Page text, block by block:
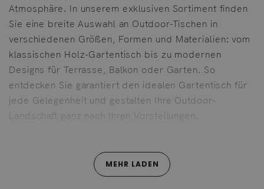
Atmosphäre. In unserem exklusiven Sortiment finden
Sie eine breite Auswahl an Outdoor-Tischen in
verschiedenen Größen, Formen und Materialien: vom
klassischen Holz-Gartentisch bis zu modernen
Designs für Terrasse, Balkon oder Garten. So
entdecken Sie garantiert den idealen Gartentisch für
jede Gelegenheit und gestalten Ihre Outdoor-
Landschaft ganz nach Ihren Vorstellungen.
Gartentische – klassisch, stilvoll und langlebig
Unsere Gartentische, wie etwa der Astro aus
MEHR LADEN